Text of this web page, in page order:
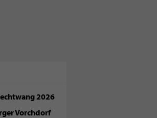
2026
Vorchdorf